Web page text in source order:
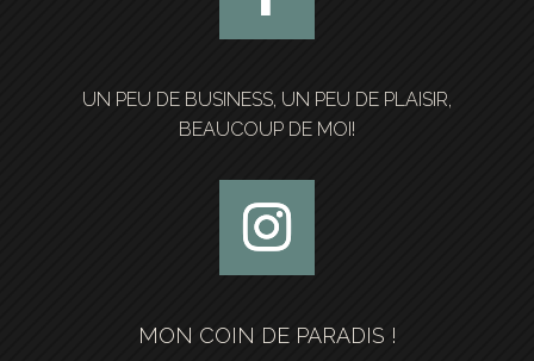
UN PEU DE BUSINESS, UN PEU DE PLAISIR,
BEAUCOUP DE MOI!
MON COIN DE PARADIS !